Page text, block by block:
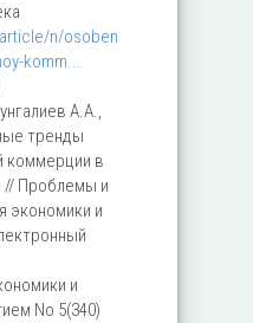
n/osoben
komm...
А.А.,
тренды
коммерции в
// Проблемы и
экономики и
и
No 5(340)